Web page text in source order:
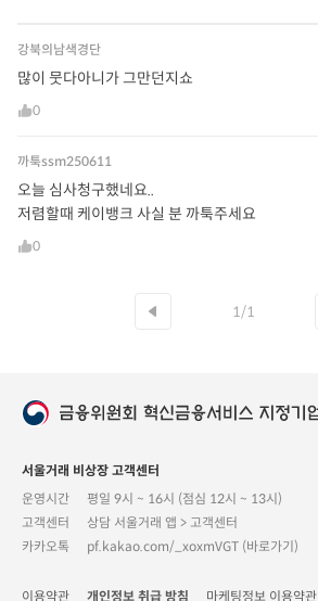
강북의남색경단
많이 뭇다아니가 그만던지쇼
0
까툭ssm250611
오늘 심사청구했네요..
저렴할때 케이뱅크 사실 분 까툭주세요
0
1/1
서울거래 비상장 고객센터
운영시간
평일 9시 ~ 16시 (점심 12시 ~ 13시)
고객센터
상담 서울거래 앱 > 고객센터
카카오톡
pf.kakao.com/_xoxmVGT (바로가기)
이용약관 개인정보 취급 방침 마케팅정보 이용약관